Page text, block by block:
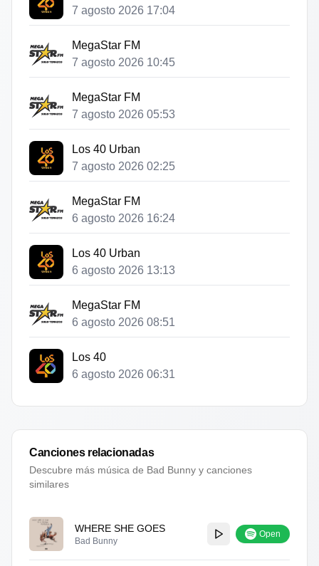
7 agosto 2026 17:04
MegaStar FM
7 agosto 2026 10:45
MegaStar FM
7 agosto 2026 05:53
Los 40 Urban
7 agosto 2026 02:25
MegaStar FM
6 agosto 2026 16:24
Los 40 Urban
6 agosto 2026 13:13
MegaStar FM
6 agosto 2026 08:51
Los 40
6 agosto 2026 06:31
Canciones relacionadas
Descubre más música de Bad Bunny y canciones
similares
WHERE SHE GOES
Bad Bunny
Open